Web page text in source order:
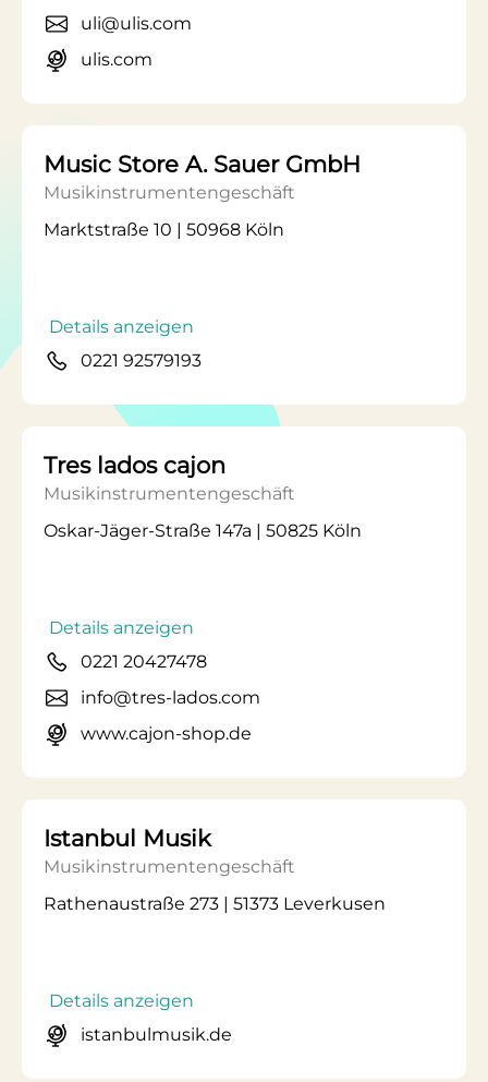
uli@ulis.com
ulis.com
Music Store A. Sauer GmbH
Musikinstrumentengeschäft
Marktstraße 10 | 50968 Köln
Details anzeigen
0221 92579193
Tres lados cajon
Musikinstrumentengeschäft
Oskar-Jäger-Straße 147a | 50825 Köln
Details anzeigen
0221 20427478
info@tres-lados.com
www.cajon-shop.de
Istanbul Musik
Musikinstrumentengeschäft
Rathenaustraße 273 | 51373 Leverkusen
Details anzeigen
istanbulmusik.de